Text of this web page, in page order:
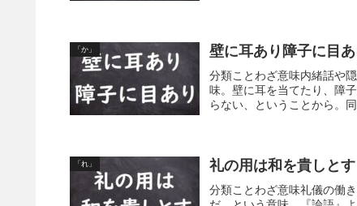
「か」 壁に耳あり障子に目
分類ことわざ意味内緒話や
味。壁に耳を当てたり、障
らない、ということから。
「れ」 礼の用は和を貴しと
分類ことわざ意味礼儀の働